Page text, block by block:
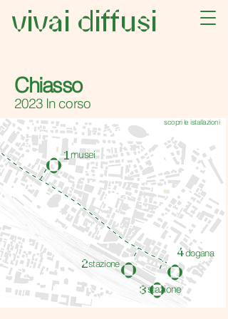
vivai diffusi
Chiasso
2023 In corso
1
2
4
3
scopri le istallazioni
stazione
stazione
dogana
musei
o
o
o
o